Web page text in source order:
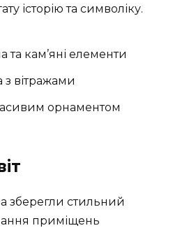
історію та символіку.
та кам’яні елементи
з вітражами
орнаментом
зберегли стильний
приміщень